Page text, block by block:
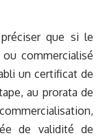
que si le
commercialisé
un certificat de
au prorata de
de validité de